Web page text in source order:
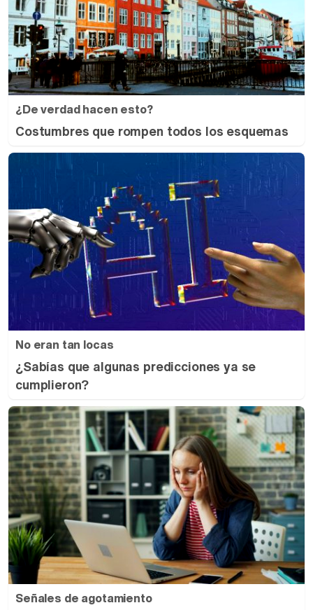
¿De verdad hacen esto?
Costumbres que rompen todos los esquemas
No eran tan locas
¿Sabías que algunas predicciones ya se
cumplieron?
Señales de agotamiento